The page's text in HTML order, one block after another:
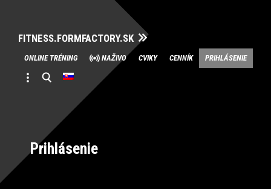
FITNESS.FORMFACTORY.SK
Skip
to
content
ONLINE TRÉNING NAŽIVO CVIKY CENNÍK PRIHLÁSENIE
Prihlásenie